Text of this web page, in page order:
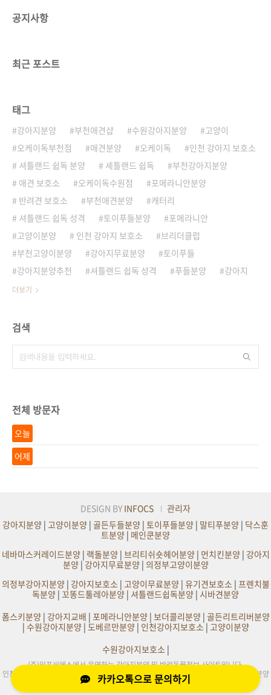
공지사항
최근 포스트
태그
강아지분양 부천애견샵 수원강아지분양
고양이
오케이독부천점
애견분양 오케이독
인천 강아지 보호소
셔틀랜드 쉽독 분양
셰틀랜드 쉽독
부천강아지분양
애견 보호소
오케이독수원점
포메라니안분양
반려견 보호소
부천애견분양
캐터리
셔틀랜드 쉽독 성격
토이푸들분양
포메라니안
고양이분양
인천 강아지 보호소
브리더클럽
부천고양이분양
강아지무료분양
토이푸들
강아지분양추천
셔틀랜드 쉽독 성격 푸들분양 강아지
더보기
검색
전체 방문자
오늘
어제
DESIGN BY INFOCS
관리자
강아지분양 | 고양이분양 | 골든두들분양 | 토이푸들분양 | 말티푸분양 | 닥스훈
트분양 | 메인쿤분양
네바마스커레이드분양| 랙돌분양| 브리티쉬숏헤어분양| 먼치킨분양| 강아지
분양|강아지무료분양| 의정부고양이분양
의정부강아지분양| 강아지보호소| 고양이무료분양| 유기견보호소| 프렌치불
독분양 | 꼬똥드툴레아분양 | 셔틀랜드쉽독분양 | 시바견분양
폼스키분양| 강아지교배 | 포메라니안분양| 보더콜리분양| 골든리트리버분양
| 수원강아지분양| 도베르만분양| 인천강아지보호소| 고양이분양
수원강아지보호소|
(주)인포씨에스에서 운영하는 강아지분양 및 반려동물정보 사이트입니다.
인천,부천,서울,수원,원주,의정부,부산,대구,전주,평택,광주,화성,천안,일산,김포 강아지분양
및 사이트정보제공
카카오톡으로 문의하기